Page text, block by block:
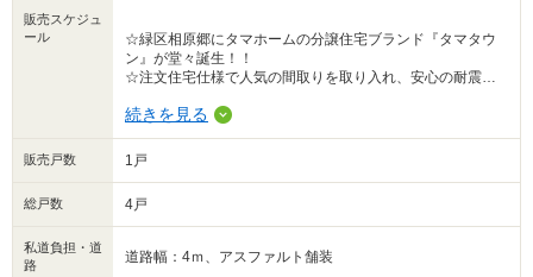
販売スケジュ
ール
☆緑区相原郷にタマホームの分譲住宅ブランド『タマタウ
ン』が堂々誕生！！
☆注文住宅仕様で人気の間取りを取り入れ、安心の耐震性
☆おかげさまでお問い合わせをたくさん頂いておりま
す！！
☆お気軽にお問い合わせください！！
(お問い合わせ先：0120-923-450)
ご理解・ご協力の程、何卒宜しくお願いいたします。
現地案内
日程／毎週土日
時間／１０：００～１７：００
続きを見る
販売戸数 1戸
総戸数 4戸
私道負担・道
路
道路幅：4ｍ、アスファルト舗装